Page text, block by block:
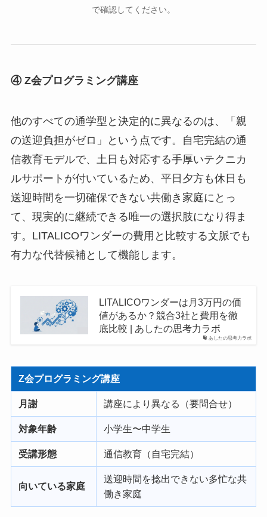
で確認してください。
④ Z会プログラミング講座
他のすべての通学型と決定的に異なるのは、「親
の送迎負担がゼロ」という点です。自宅完結の通
信教育モデルで、土日も対応する手厚いテクニカ
ルサポートが付いているため、平日夕方も休日も
送迎時間を一切確保できない共働き家庭にとっ
て、現実的に継続できる唯一の選択肢になり得ま
す。LITALICOワンダーの費用と比較する文脈でも
有力な代替候補として機能します。
あしたの思考力ラボ
LITALICOワンダーは月3万円の価
値があるか？競合3社と費用を徹
底比較 | あしたの思考力ラボ
Z会プログラミング講座
月謝 講座により異なる（要問合せ）
対象年齢 小学生〜中学生
受講形態 通信教育（自宅完結）
向いている家庭
送迎時間を捻出できない多忙な共
働き家庭